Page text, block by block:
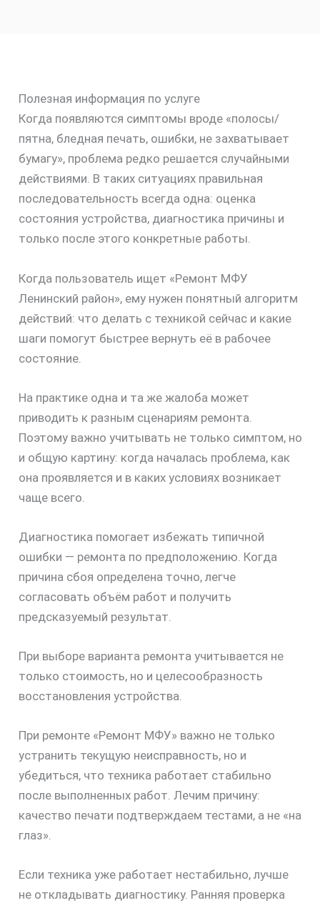
Полезная информация по услуге
Когда появляются симптомы вроде «полосы/
пятна, бледная печать, ошибки, не захватывает
бумагу», проблема редко решается случайными
действиями. В таких ситуациях правильная
последовательность всегда одна: оценка
состояния устройства, диагностика причины и
только после этого конкретные работы.
Когда пользователь ищет «Ремонт МФУ
Ленинский район», ему нужен понятный алгоритм
действий: что делать с техникой сейчас и какие
шаги помогут быстрее вернуть её в рабочее
состояние.
На практике одна и та же жалоба может
приводить к разным сценариям ремонта.
Поэтому важно учитывать не только симптом, но
и общую картину: когда началась проблема, как
она проявляется и в каких условиях возникает
чаще всего.
Диагностика помогает избежать типичной
ошибки — ремонта по предположению. Когда
причина сбоя определена точно, легче
согласовать объём работ и получить
предсказуемый результат.
При выборе варианта ремонта учитывается не
только стоимость, но и целесообразность
восстановления устройства.
При ремонте «Ремонт МФУ» важно не только
устранить текущую неисправность, но и
убедиться, что техника работает стабильно
после выполненных работ. Лечим причину:
качество печати подтверждаем тестами, а не «на
глаз».
Если техника уже работает нестабильно, лучше
не откладывать диагностику. Ранняя проверка